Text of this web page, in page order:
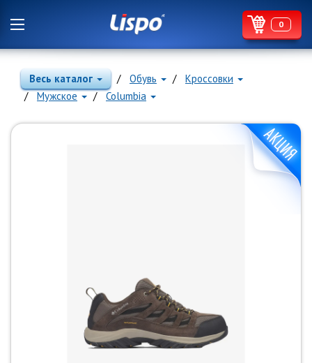
0
Весь каталог Обувь
Кроссовки
Мужское
Columbia